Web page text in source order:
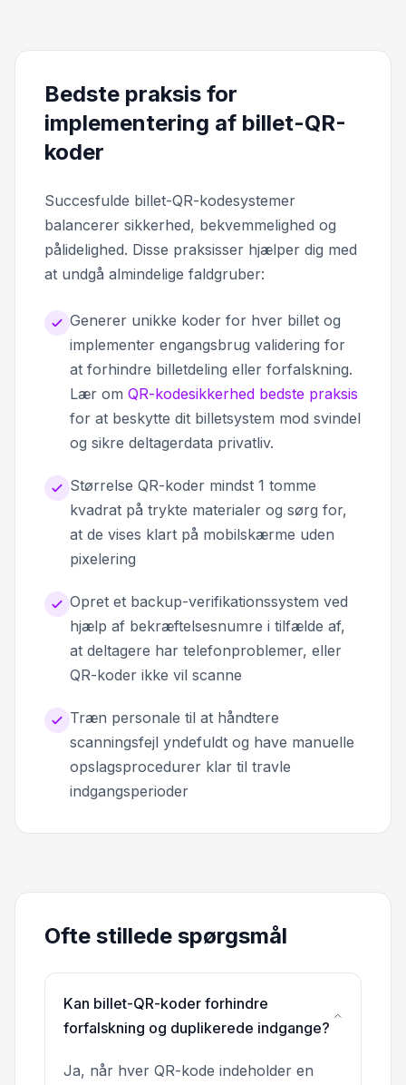
Bedste praksis for
implementering af billet-QR-
koder
Succesfulde billet-QR-kodesystemer
balancerer sikkerhed, bekvemmelighed og
pålidelighed. Disse praksisser hjælper dig med
at undgå almindelige faldgruber:
Generer unikke koder for hver billet og
implementer engangsbrug validering for
at forhindre billetdeling eller forfalskning.
Lær om QR-kodesikkerhed bedste praksis
for at beskytte dit billetsystem mod svindel
og sikre deltagerdata privatliv.
Størrelse QR-koder mindst 1 tomme
kvadrat på trykte materialer og sørg for,
at de vises klart på mobilskærme uden
pixelering
Opret et backup-verifikationssystem ved
hjælp af bekræftelsesnumre i tilfælde af,
at deltagere har telefonproblemer, eller
QR-koder ikke vil scanne
Træn personale til at håndtere
scanningsfejl yndefuldt og have manuelle
opslagsprocedurer klar til travle
indgangsperioder
Ofte stillede spørgsmål
Kan billet-QR-koder forhindre
forfalskning og duplikerede indgange?
Ja, når hver QR-kode indeholder en